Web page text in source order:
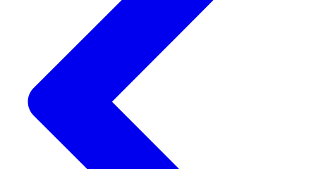
せんだい旅日和とは
サイト利用規約
プライバシーポリシー
サイトマップ
仙臺写真館フォトギャラリー
せんだい旅日和 X
せんだい旅日和 Instagram
せんだい旅日和 Facebook
仙台旅先体験コレクション Facebook
仙台旅先体験コレクション Instagaram